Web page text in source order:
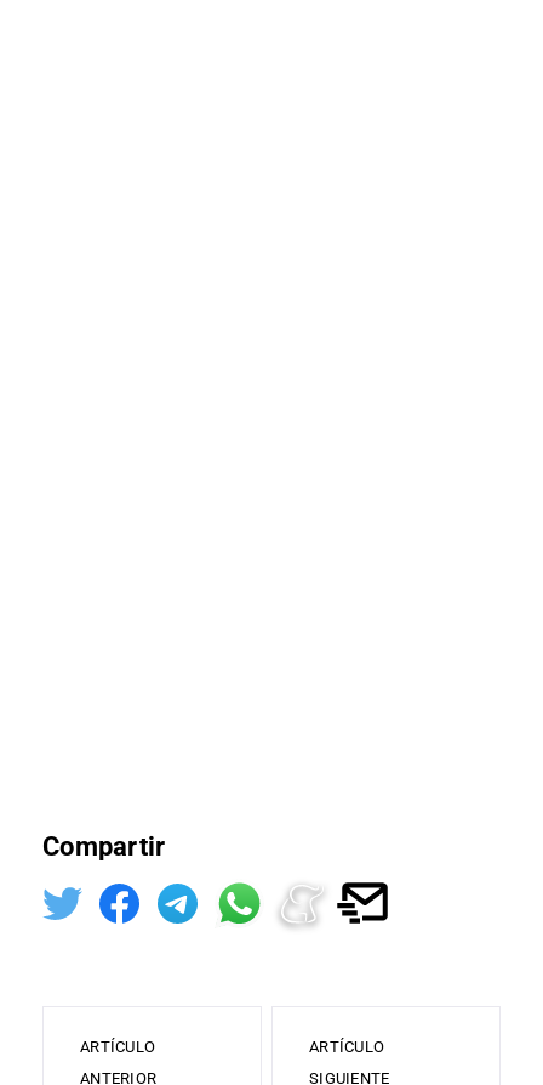
Compartir
ARTÍCULO
ANTERIOR
ARTÍCULO
SIGUIENTE